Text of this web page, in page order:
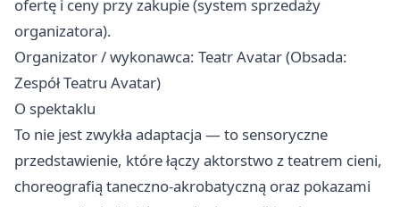
ofertę i ceny przy zakupie (system sprzedaży
organizatora).
Organizator / wykonawca: Teatr Avatar (Obsada:
Zespół Teatru Avatar)
O spektaklu
To nie jest zwykła adaptacja — to sensoryczne
przedstawienie, które łączy aktorstwo z teatrem cieni,
choreografią taneczno‑akrobatyczną oraz pokazami